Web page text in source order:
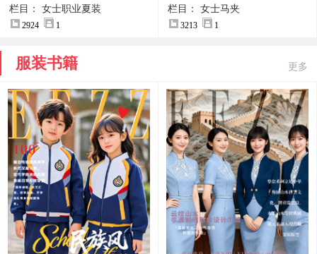
装女正装
栏目： 女士职业夏装
2924 1
马甲拍摄大图
栏目： 女士马夹
3213 1
服装书籍 更多